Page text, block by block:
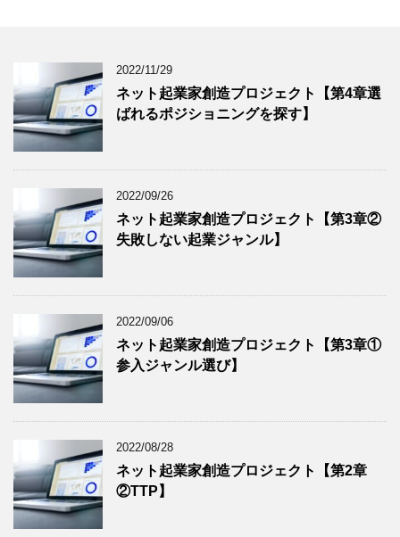
2022/11/29
ネット起業家創造プロジェクト【第4章選
ばれるポジショニングを探す】
2022/09/26
ネット起業家創造プロジェクト【第3章②
失敗しない起業ジャンル】
2022/09/06
ネット起業家創造プロジェクト【第3章①
参入ジャンル選び】
2022/08/28
ネット起業家創造プロジェクト【第2章
②TTP】